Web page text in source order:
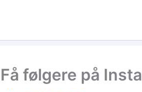
Få følgere på